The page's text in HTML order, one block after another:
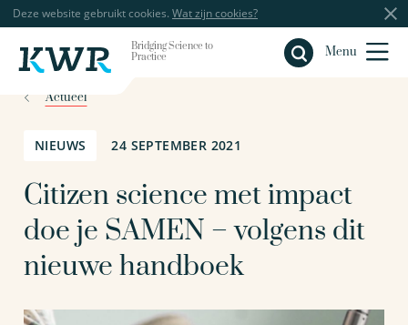
Deze website gebruikt cookies. Wat zijn cookies?
Bridging Science to
Practice
Menu
Sluiten
Actueel
NIEUWS 24 SEPTEMBER 2021
Citizen science met impact
doe je SAMEN – volgens dit
nieuwe handboek